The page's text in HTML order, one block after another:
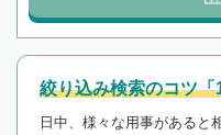
絞り込み検索のコツ
日中、様々な用事があると